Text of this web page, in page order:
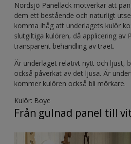
Nordsjö Panellack motverkar att
dem ett bestående och naturligt
komma ihåg att underlagets kulör
slutgiltiga kulören, då applicering av
transparent behandling av träet.
Är underlaget relativt nytt och ljust,
också påverkat av det ljusa. Är
kommer kulören också bli mörkare.
Kulör: Boye
Från gulnad panel till